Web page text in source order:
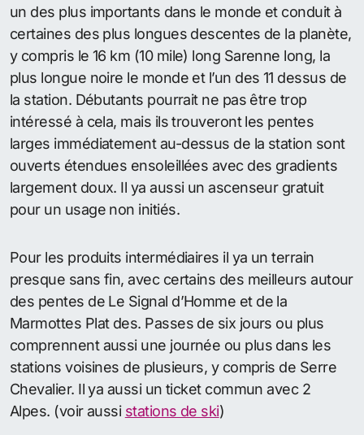
un des plus importants dans le monde et conduit à
certaines des plus longues descentes de la planète,
y compris le 16 km (10 mile) long Sarenne long, la
plus longue noire le monde et l’un des 11 dessus de
la station. Débutants pourrait ne pas être trop
intéressé à cela, mais ils trouveront les pentes
larges immédiatement au-dessus de la station sont
ouverts étendues ensoleillées avec des gradients
largement doux. Il ya aussi un ascenseur gratuit
pour un usage non initiés.
Pour les produits intermédiaires il ya un terrain
presque sans fin, avec certains des meilleurs autour
des pentes de Le Signal d’Homme et de la
Marmottes Plat des. Passes de six jours ou plus
comprennent aussi une journée ou plus dans les
stations voisines de plusieurs, y compris de Serre
Chevalier. Il ya aussi un ticket commun avec 2
Alpes. (voir aussi stations de ski)